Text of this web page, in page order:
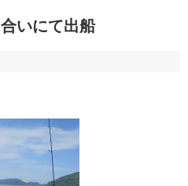
いにて出船